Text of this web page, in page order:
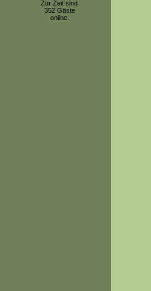
Zur Zeit sind
352 Gäste
online.